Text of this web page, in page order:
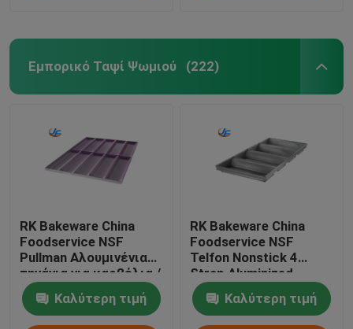
Εμπορικό Ταψί Ψωμιού (222)
RK Bakeware China
Foodservice NSF
Pullman Αλουμινένια
τηγάνια για καρβέλια /
Τηγάνι σάντουιτς από
αλουμίνιο χάλυβα -
12,5" X 3" X 3/4"
Καλύτερη τιμή
RK Bakeware China
Foodservice NSF
Telfon Nonstick 4
Strap Aluminized
Pullman Loaf Pan /
Steel Hearth Bread Pan
Καλύτερη τιμή